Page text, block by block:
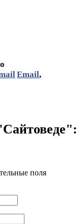
Email,
поля